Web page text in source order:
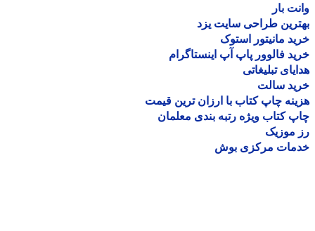
بار
طراحی سایت یزد
مانیتور استوک
فالوور پاپ آپ اینستاگرام
تبلیغاتی
سالت
چاپ کتاب با ارزان ترین قیمت
کتاب ویژه رتبه بندی معلمان
موزیک
مرکزی بوش